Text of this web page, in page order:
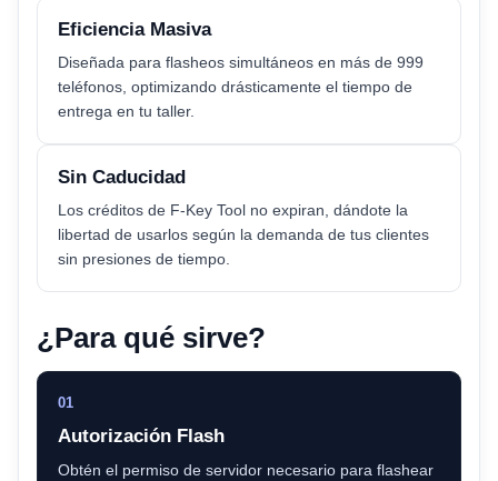
Eficiencia Masiva
Diseñada para flasheos simultáneos en más de 999
teléfonos, optimizando drásticamente el tiempo de
entrega en tu taller.
Sin Caducidad
Los créditos de F-Key Tool no expiran, dándote la
libertad de usarlos según la demanda de tus clientes
sin presiones de tiempo.
¿Para qué sirve?
01
Autorización Flash
Obtén el permiso de servidor necesario para flashear